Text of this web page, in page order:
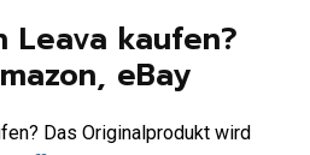
Leava kaufen?
eBay
Das Originalprodukt wird